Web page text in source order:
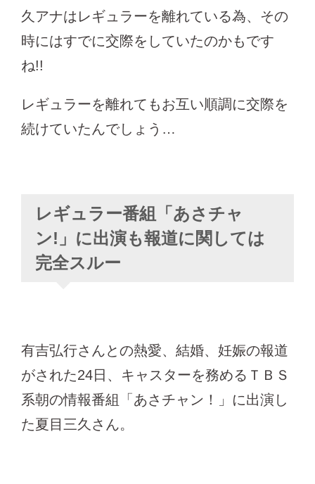
久アナはレギュラーを離れている為、その
時にはすでに交際をしていたのかもです
ね!!
レギュラーを離れてもお互い順調に交際を
続けていたんでしょう…
レギュラー番組「あさチャ
ン!」に出演も報道に関しては
完全スルー
有吉弘行さんとの熱愛、結婚、妊娠の報道
がされた24日、キャスターを務めるＴＢＳ
系朝の情報番組「あさチャン！」に出演し
た夏目三久さん。